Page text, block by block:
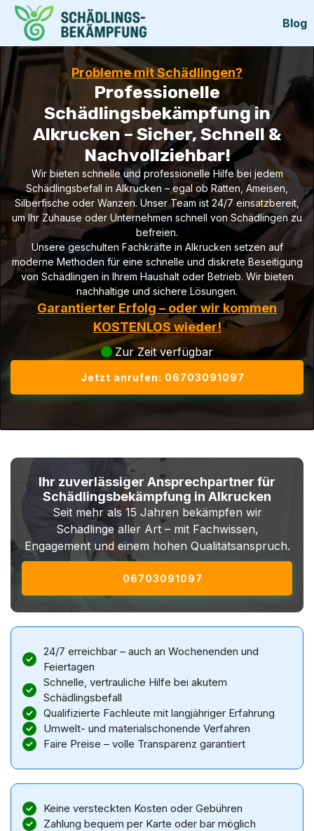
Blog
Probleme mit Schädlingen?
Professionelle
Schädlingsbekämpfung in
Alkrucken – Sicher, Schnell &
Nachvollziehbar!
Wir bieten schnelle und professionelle Hilfe bei jedem
Schädlingsbefall in Alkrucken – egal ob Ratten, Ameisen,
Silberfische oder Wanzen. Unser Team ist 24/7 einsatzbereit,
um Ihr Zuhause oder Unternehmen schnell von Schädlingen zu
befreien.
Unsere geschulten Fachkräfte in Alkrucken setzen auf
moderne Methoden für eine schnelle und diskrete Beseitigung
von Schädlingen in Ihrem Haushalt oder Betrieb. Wir bieten
nachhaltige und sichere Lösungen.
Garantierter Erfolg – oder wir kommen
KOSTENLOS wieder!
Zur Zeit verfügbar
Jetzt anrufen: 06703091097
Ihr zuverlässiger Ansprechpartner für
Schädlingsbekämpfung in Alkrucken
Seit mehr als 15 Jahren bekämpfen wir
Schädlinge aller Art – mit Fachwissen,
Engagement und einem hohen Qualitätsanspruch.
06703091097
24/7 erreichbar – auch an Wochenenden und
Feiertagen
Schnelle, vertrauliche Hilfe bei akutem
Schädlingsbefall
Qualifizierte Fachleute mit langjähriger Erfahrung
Umwelt- und materialschonende Verfahren
Faire Preise – volle Transparenz garantiert
Keine versteckten Kosten oder Gebühren
Zahlung bequem per Karte oder bar möglich